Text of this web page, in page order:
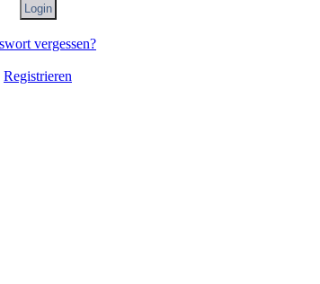
vergessen?
Registrieren